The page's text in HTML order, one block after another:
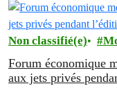
Non classifié(e)
Forum économique
aux jets privés